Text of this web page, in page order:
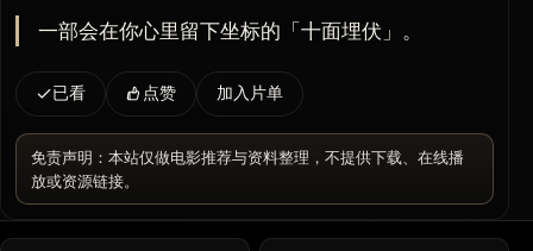
一部会在你心里留下坐标的「十面埋伏」。
已看 点赞 加入片单
免责声明：本站仅做电影推荐与资料整理，不提供下载、在线播
放或资源链接。